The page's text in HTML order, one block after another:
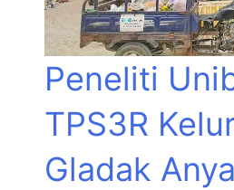
Peneliti
TPS3R
Gladak